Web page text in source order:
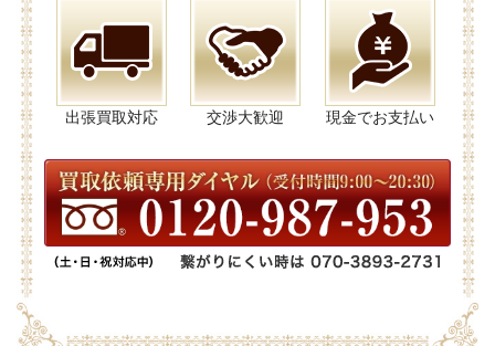
出張買取対応 交渉大歓迎 現金でお支払い